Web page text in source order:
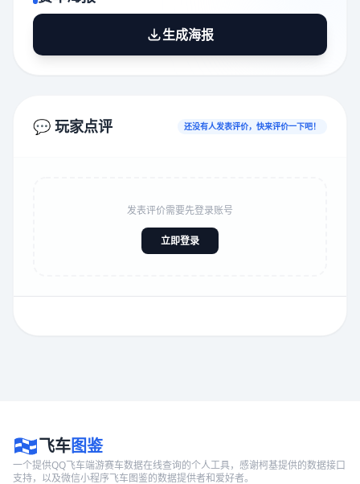
生成海报
💬 玩家点评 还没有人发表评价，快来评价一下吧！
发表评价需要先登录账号
立即登录
飞车图鉴
一个提供QQ飞车端游赛车数据在线查询的个人工具，感谢柯基提供的数据接口
支持，以及微信小程序飞车图鉴的数据提供者和爱好者。